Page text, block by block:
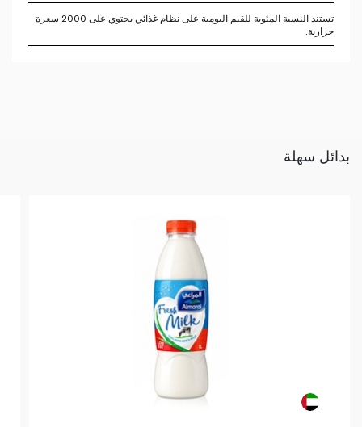
تستند النسبة المئوية للقيم اليومية على نظام غذائي يحتوي على 2000 سعرة
حرارية.
بدائل سهلة